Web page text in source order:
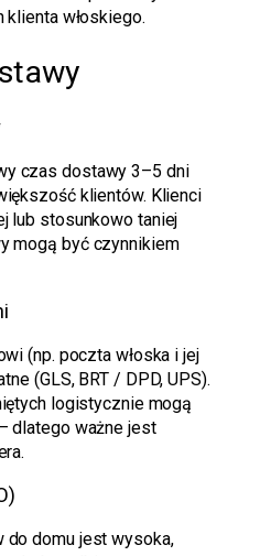
klienta włoskiego.
czas dostawy 3–5 dni
klientów. Klienci
lub stosunkowo taniej
mogą być czynnikiem
(np. poczta włoska i jej
(GLS, BRT / DPD, UPS).
logistycznie mogą
dlatego ważne jest
do domu jest wysoka,